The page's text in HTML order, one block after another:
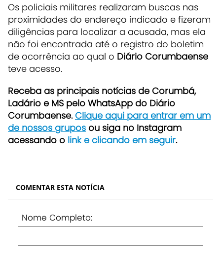
Os policiais militares realizaram buscas nas
proximidades do endereço indicado e fizeram
diligências para localizar a acusada, mas ela
não foi encontrada até o registro do boletim
de ocorrência ao qual o Diário Corumbaense
teve acesso.
Receba as principais notícias de Corumbá,
Ladário e MS pelo WhatsApp do Diário
Corumbaense. Clique aqui para entrar em um
de nossos grupos ou siga no Instagram
acessando o link e clicando em seguir.
COMENTAR ESTA NOTÍCIA
Nome Completo: